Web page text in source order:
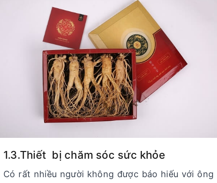
1.3.Thiết bị chăm sóc sức khỏe
Có rất nhiều người không được báo hiếu với ông